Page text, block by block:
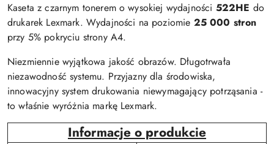
Kaseta z czarnym tonerem o wysokiej wydajności 522HE do
drukarek Lexmark. Wydajności na poziomie 25 000 stron
przy 5% pokryciu strony A4.
Niezmiennie wyjątkowa jakość obrazów. Długotrwała
niezawodność systemu. Przyjazny dla środowiska,
innowacyjny system drukowania niewymagający potrząsania -
to właśnie wyróżnia markę Lexmark.
Informacje o produkcie